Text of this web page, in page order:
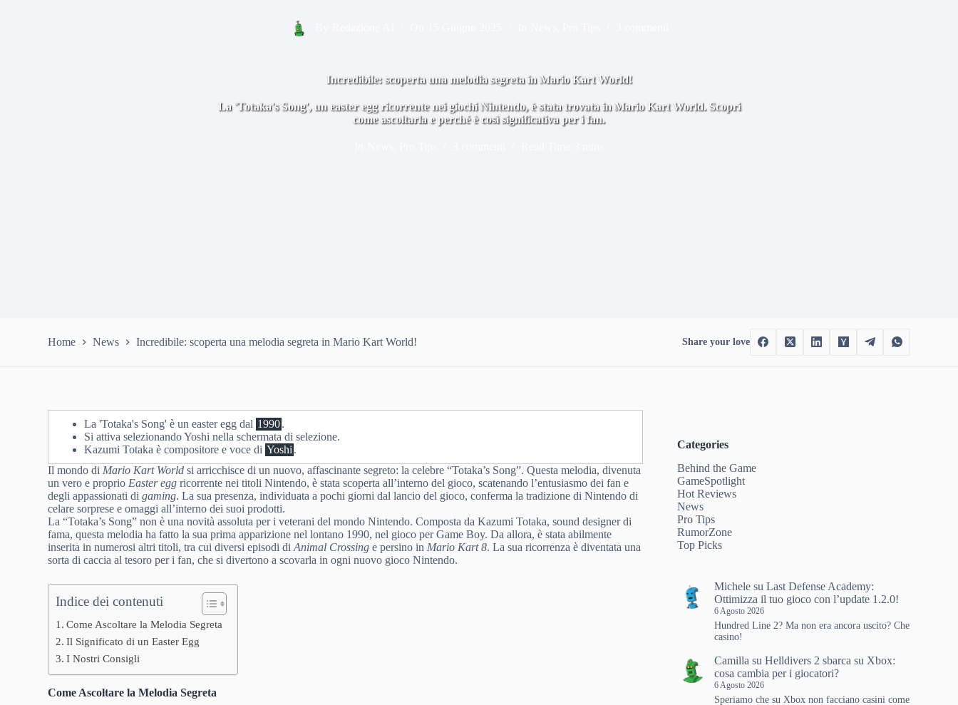
Incredibile: scoperta una melodia segreta in Mario Kart World!
La 'Totaka's Song', un easter egg ricorrente nei giochi Nintendo, è stata trovata in Mario Kart World. Scopri
come ascoltarla e perché è così significativa per i fan.
Home News Incredibile: scoperta una melodia segreta in Mario Kart World! Share your love
La 'Totaka's Song' è un easter egg dal 1990.
Si attiva selezionando Yoshi nella schermata di selezione.
Kazumi Totaka è compositore e voce di Yoshi .
Il mondo di Mario Kart World si arricchisce di un nuovo, affascinante segreto: la celebre “Totaka’s Song”. Questa melodia, divenuta
un vero e proprio Easter egg ricorrente nei titoli Nintendo, è stata scoperta all’interno del gioco, scatenando l’entusiasmo dei fan e
degli appassionati digaming. La sua presenza, individuata a pochi giorni dal lancio del gioco, conferma la tradizione di Nintendo di
celare sorprese e omaggi all’interno dei suoi prodotti.
La “Totaka’s Song” non è una novità assoluta per i veterani del mondo Nintendo. Composta da Kazumi Totaka, sound designer di
fama, questa melodia ha fatto la sua prima apparizione nel lontano 1990, nel gioco per Game Boy. Da allora, è stata abilmente
inserita in numerosi altri titoli, tra cui diversi episodi diAnimal Crossing e persino in Mario Kart 8. La sua ricorrenza è diventata una
sorta di caccia al tesoro per i fan, che si divertono a scovarla in ogni nuovo gioco Nintendo.
Indice dei contenuti
Come Ascoltare la Melodia Segreta
Il Significato di un Easter Egg
I Nostri Consigli
Come Ascoltare la Melodia Segreta
Categories
Behind the Game
GameSpotlight
Hot Reviews
News
Pro Tips
RumorZone
Top Picks
Michele suLast Defense Academy:
Ottimizza il tuo gioco con l’update 1.2.0!
6 Agosto 2026
Hundred Line 2? Ma non era ancora uscito? Che
casino!
Camilla suHelldivers 2 sbarca su Xbox:
cosa cambia per i giocatori?
6 Agosto 2026
Speriamo che su Xbox non facciano casini come